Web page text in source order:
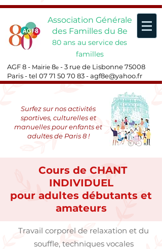
Association Générale
des Familles du 8e
80 ans au service des
familles
AGF 8 - Mairie 8e - 3 rue de Lisbonne 75008
Paris - tel 07 71 50 70 83-agf8e@yahoo.fr
Surfez sur nos activités
sportives, culturelles et
manuelles pour enfants et
adultes de Paris 8 !
Cours de CHANT
INDIVIDUEL
pour adultes débutants et
amateurs
Travail corporel de relaxation et du
souffle, techniques vocales